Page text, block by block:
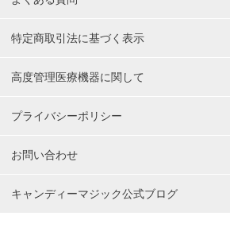
特定商取引法に基づく表示
高度管理医療機器に関して
プライバシーポリシー
お問い合わせ
キャンディーマジック公式ブログ